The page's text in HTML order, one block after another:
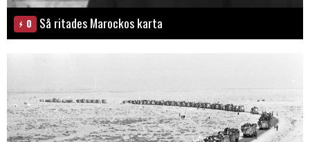
0 Så ritades Marockos karta